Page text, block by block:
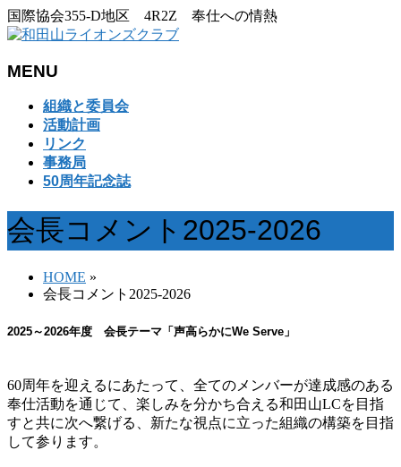
国際協会355-D地区 4R2Z 奉仕への情熱
MENU
ば
す
組織と委員会
活動計画
リンク
事務局
50周年記念誌
会長コメント2025-2026
HOME »
会長コメント2025-2026
2025～2026年度 会長テーマ「声高らかにWe Serve」
60周年を迎えるにあたって、全てのメンバーが達成感のある
奉仕活動を通じて、楽しみを分かち合える和田山LCを目指
すと共に次へ繋げる、新たな視点に立った組織の構築を目指
して参ります。